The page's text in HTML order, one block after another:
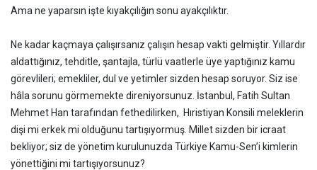
Ama ne yaparsın işte kıyakçılığın sonu ayakçılıktır.
Ne kadar kaçmaya çalışırsanız çalışın hesap vakti gelmiştir. Yıllardır
aldattığınız, tehditle, şantajla, türlü vaatlerle üye yaptığınız kamu
görevlileri; emekliler, dul ve yetimler sizden hesap soruyor. Siz ise
hâla sorunu görmemekte direniyorsunuz. İstanbul, Fatih Sultan
Mehmet Han tarafından fethedilirken, Hıristiyan Konsili meleklerin
dişi mi erkek mi olduğunu tartışıyormuş. Millet sizden bir icraat
bekliyor; siz de yönetim kurulunuzda Türkiye Kamu-Sen’i kimlerin
yönettiğini mi tartışıyorsunuz?